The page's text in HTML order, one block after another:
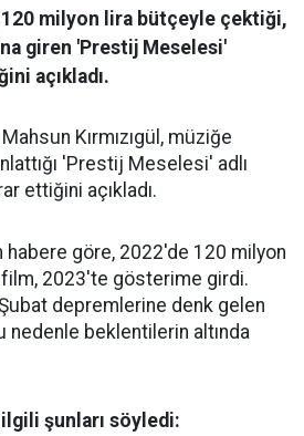
120 milyon lira bütçeyle çektiği,
giren 'Prestij Meselesi'
açıkladı.
Kırmızıgül, müziğe
'Prestij Meselesi' adlı
ettiğini açıkladı.
habere göre, 2022'de 120 milyon
2023'te gösterime girdi.
depremlerine denk gelen
beklentilerin altında
ilgili şunları söyledi: